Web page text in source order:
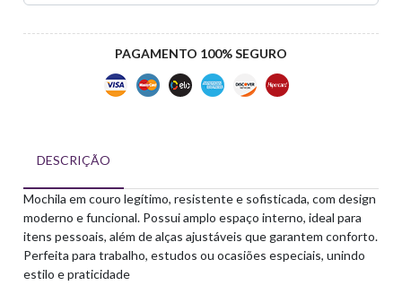
PAGAMENTO 100% SEGURO
DESCRIÇÃO
Mochila em couro legítimo, resistente e sofisticada, com design
moderno e funcional. Possui amplo espaço interno, ideal para
itens pessoais, além de alças ajustáveis que garantem conforto.
Perfeita para trabalho, estudos ou ocasiões especiais, unindo
estilo e praticidade